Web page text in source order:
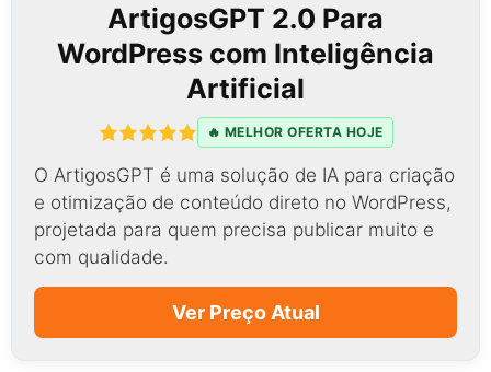
ArtigosGPT 2.0 Para
WordPress com Inteligência
Artificial
🔥 MELHOR OFERTA HOJE
O ArtigosGPT é uma solução de IA para criação
e otimização de conteúdo direto no WordPress,
projetada para quem precisa publicar muito e
com qualidade.
Ver Preço Atual